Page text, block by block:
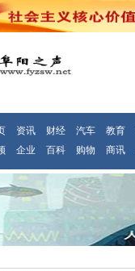
资讯 财经 汽车 教育
企业 百科 购物 商讯